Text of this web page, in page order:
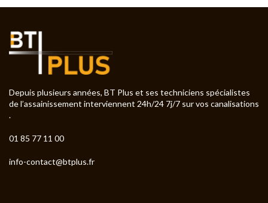
Depuis plusieurs années, BT Plus et ses techniciens spécialistes
de l’assainissement interviennent 24h/24 7j/7 sur vos canalisations
.
01 85 77 11 00
info-contact@btplus.fr